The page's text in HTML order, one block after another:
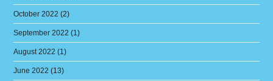
October 2022 (2)
September 2022 (1)
August 2022 (1)
June 2022 (13)